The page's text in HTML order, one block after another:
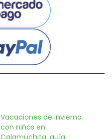
Vacaciones de invierno
con niños en